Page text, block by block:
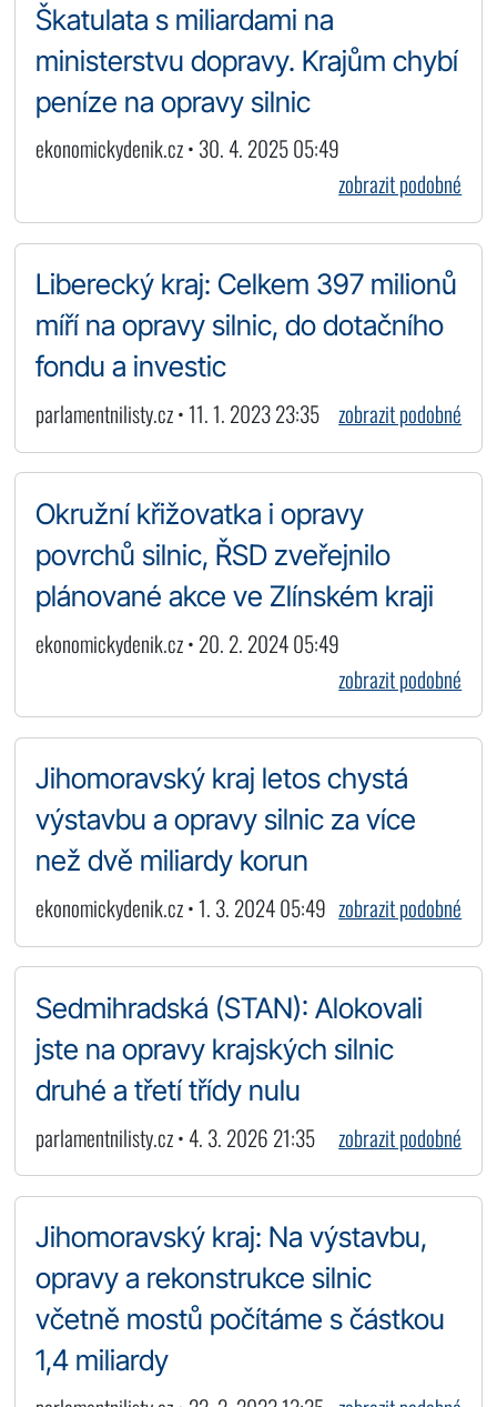
Škatulata s miliardami na
ministerstvu dopravy. Krajům chybí
peníze na opravy silnic
ekonomickydenik.cz • 30. 4. 2025 05:49
zobrazit podobné
Liberecký kraj: Celkem 397 milionů
míří na opravy silnic, do dotačního
fondu a investic
parlamentnilisty.cz • 11. 1. 2023 23:35 zobrazit podobné
Okružní křižovatka i opravy
povrchů silnic, ŘSD zveřejnilo
plánované akce ve Zlínském kraji
ekonomickydenik.cz • 20. 2. 2024 05:49
zobrazit podobné
Jihomoravský kraj letos chystá
výstavbu a opravy silnic za více
než dvě miliardy korun
ekonomickydenik.cz • 1. 3. 2024 05:49 zobrazit podobné
Sedmihradská (STAN): Alokovali
jste na opravy krajských silnic
druhé a třetí třídy nulu
parlamentnilisty.cz • 4. 3. 2026 21:35 zobrazit podobné
Jihomoravský kraj: Na výstavbu,
opravy a rekonstrukce silnic
včetně mostů počítáme s částkou
1,4 miliardy